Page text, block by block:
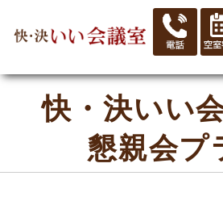
快・決いい
懇親会プ